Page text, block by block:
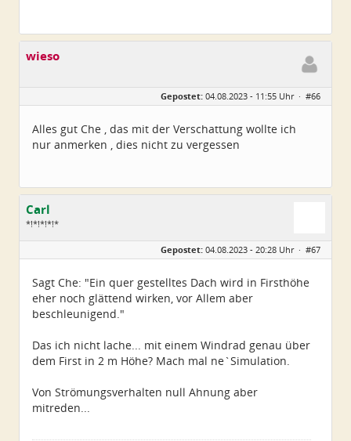
wieso
Gepostet: 04.08.2023 - 11:55 Uhr · #66
Alles gut Che , das mit der Verschattung wollte ich
nur anmerken , dies nicht zu vergessen
Carl
*!*!*!*!*
Geschlecht:
Beiträge:
5224
Gepostet: 04.08.2023 - 20:28 Uhr · #67
Sagt Che: "Ein quer gestelltes Dach wird in Firsthöhe
eher noch glättend wirken, vor Allem aber
beschleunigend."
Das ich nicht lache... mit einem Windrad genau über
dem First in 2 m Höhe? Mach mal ne`Simulation.
Von Strömungsverhalten null Ahnung aber
mitreden...